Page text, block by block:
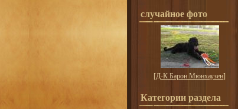
случайное фото
[Д-К Барон Мюнхаузен]
Категории раздела